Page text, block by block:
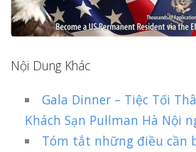
Nội Dung Khác
Gala Dinner – Tiệc Tối
Khách Sạn Pullman Hà Nội
Tóm tắt những điều cần